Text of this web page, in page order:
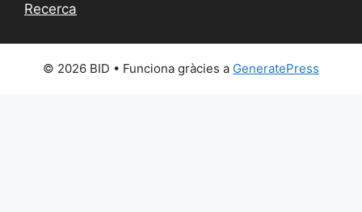
Recerca
© 2026 BID • Funciona gràcies a GeneratePress